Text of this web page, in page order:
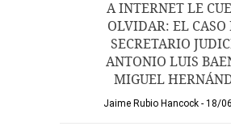
A INTERNET LE
OLVIDAR: EL CASO
SECRETARIO
ANTONIO LUIS
MIGUEL
Jaime Rubio Hancock 18/